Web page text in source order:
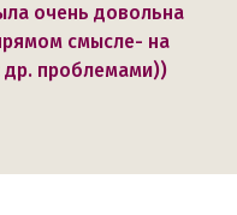
очень довольна
смысле- на
др. проблемами))